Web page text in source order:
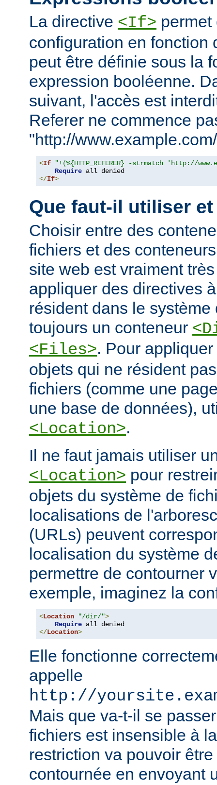
La directive <If> permet
configuration en fonction
peut être définie sous la
expression booléenne.
suivant, l'accès est
Referer ne commence
"http://
<If
"!(%{HTTP_REFERER} -strmatch 'http://
Require
</If>
Que faut-il utiliser
Choisir entre des
fichiers et des
site web est vraiment
appliquer des directives
résident dans le
toujours un conteneur
<Files>. Pour
objets qui ne résident
fichiers (comme une
une base de données),
<Location>.
Il ne faut jamais utiliser
<Location> pour
objets du système de
localisations de
(URLs) peuvent
localisation du système
permettre de contourner
exemple, imaginez la
<Location "/dir/">
Require
</Location>
Elle fonctionne
appelle
http://
Mais que va-t-il se
fichiers est insensible à
restriction va pouvoir
contournée en envoyant